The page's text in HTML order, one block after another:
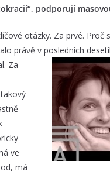
podporují
otázky. Za prvé.
právě v posledních
Za
ve
má